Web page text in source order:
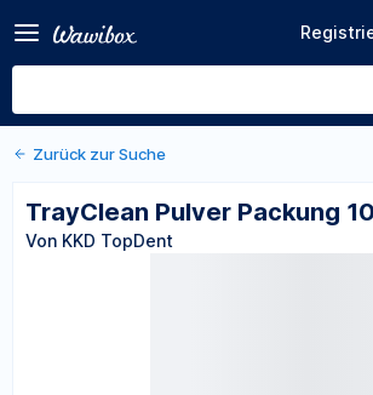
1000 g
Von KKD TopDent
Zurück
Zurück zur Suche
TrayClean Pulver Packung
Von KKD TopDent